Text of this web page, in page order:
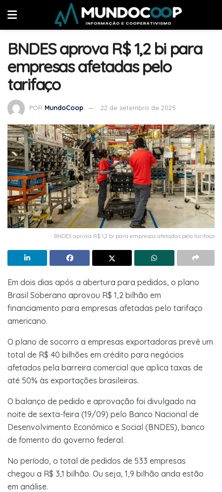
BNDES aprova R$ 1,2 bi para
empresas afetadas pelo
tarifaço
POR MundoCoop 22 de setembro de 2025
BNDES aprova R$ 1,2 bi para empresas afetadas pelo tarifaço
Em dois dias após a abertura para pedidos, o plano
Brasil Soberano aprovou R$ 1,2 bilhão em
financiamento para empresas afetadas pelo tarifaço
americano.
O plano de socorro a empresas exportadoras prevê um
total de R$ 40 bilhões em crédito para negócios
afetados pela barreira comercial que aplica taxas de
até 50% às exportações brasileiras.
O balanço de pedido e aprovação foi divulgado na
noite de sexta-feira (19/09) pelo Banco Nacional de
Desenvolvimento Econômico e Social (BNDES), banco
de fomento do governo federal.
No período, o total de pedidos de 533 empresas
chegou a R$ 3,1 bilhão. Ou seja, 1,9 bilhão anda estão
em análise.